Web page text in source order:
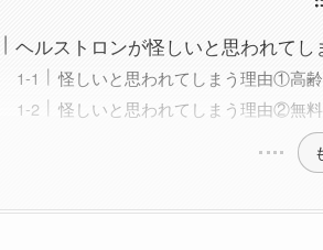
ヘルストロンが怪しいと思われてし
怪しいと思われてしまう理由①高
怪しいと思われてしまう理由②無